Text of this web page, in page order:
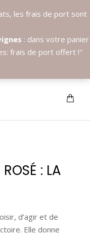
les frais de port sont
: dans votre panier
frais de port offert !"
: LA
d’agir et de
Elle donne